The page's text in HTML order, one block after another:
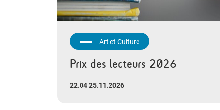
Art et Culture
Prix des lecteurs 2026
22.04 25.11.2026